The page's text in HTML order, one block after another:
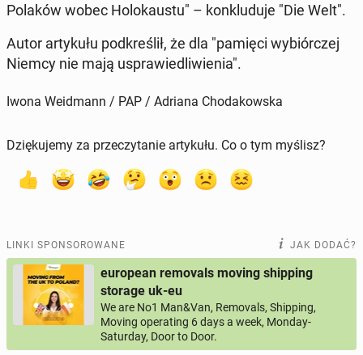
Polaków wobec Ho­lo­kau­stu" – kon­klu­du­je "Die Welt".
Autor ar­ty­ku­łu pod­kre­ślił, że dla "pamięci wy­biór­czej
Niemcy nie mają uspra­wie­dli­wie­nia".
Iwona Weidmann / PAP / Adriana Chodakowska
Dziękujemy za przeczytanie artykułu. Co o tym myślisz?
LINKI SPONSOROWANE JAK DODAĆ?
european removals moving shipping
storage uk-eu
We are No1 Man&Van, Removals, Shipping,
Moving operating 6 days a week, Monday-
Saturday, Door to Door.